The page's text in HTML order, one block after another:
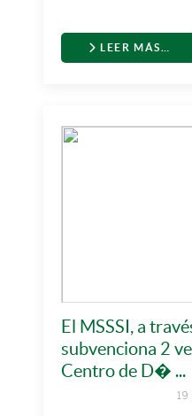
LEER MÁS…
El MSSSI, a
subvenciona 2
Centro de D� ...
19